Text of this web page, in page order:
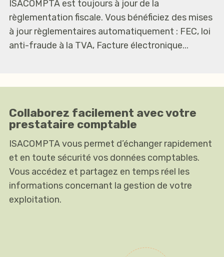
ISACOMPTA est toujours à jour de la
règlementation fiscale. Vous bénéficiez des mises
à jour règlementaires automatiquement : FEC, loi
anti-fraude à la TVA, Facture électronique...
Collaborez facilement avec votre
prestataire comptable
ISACOMPTA vous permet d’échanger rapidement
et en toute sécurité vos données comptables.
Vous accédez et partagez en temps réel les
informations concernant la gestion de votre
exploitation.